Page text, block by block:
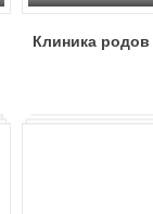
Клиника родов